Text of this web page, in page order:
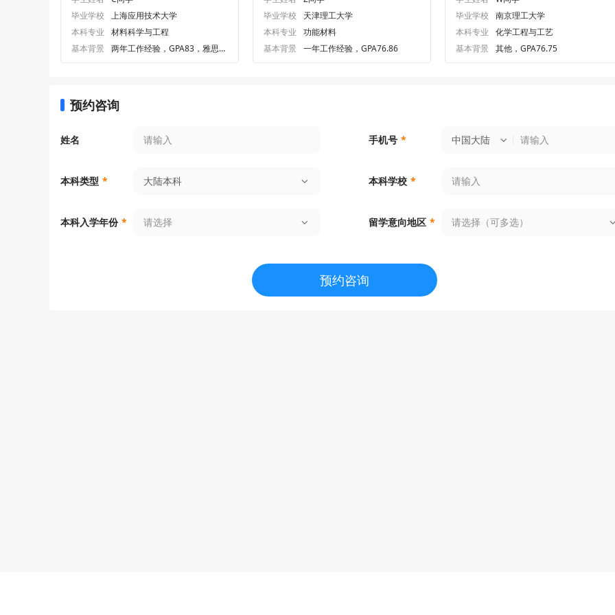
毕业学校
上海应用技术大学
本科专业
材料科学与工程
基本背景
两年工作经验，GPA83，雅思6.
毕业学校
天津理工大学
本科专业
功能材料
基本背景
一年工作经验，GPA76.86
毕业学校
南京理工大学
本科专业
化学工程与工艺
基本背景
其他，GPA76.75
预约咨询
姓名 手机号 * 中国大陆
本科类型 * 大陆本科 本科学校 *
本科入学年份 * 请选择 留学意向地区 * 请选择（可多选）
预约咨询